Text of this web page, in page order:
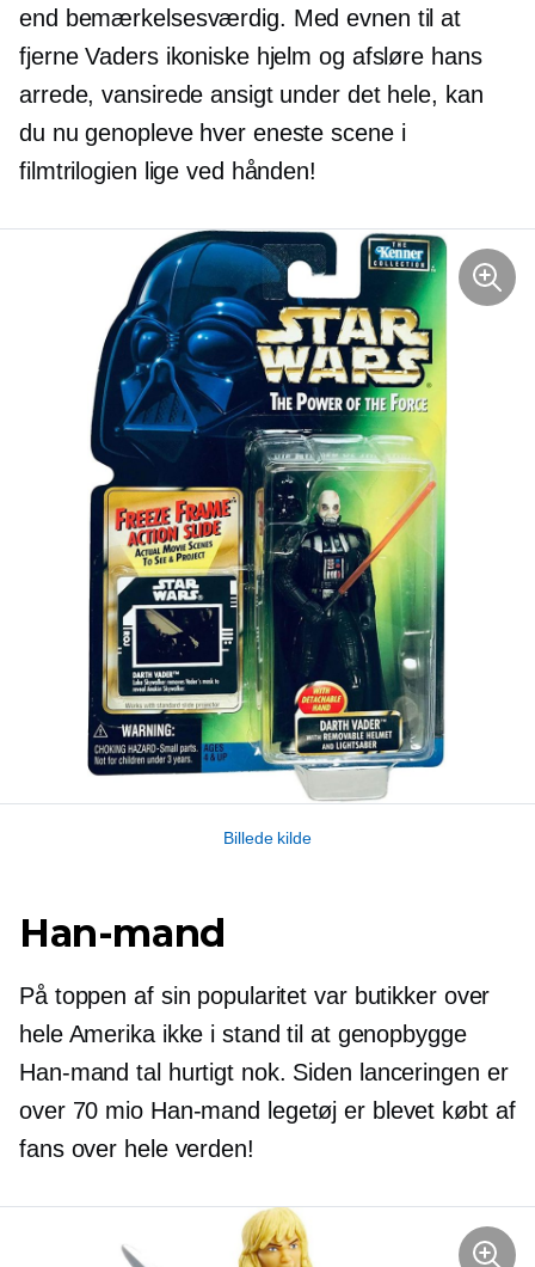
end bemærkelsesværdig. Med evnen til at
fjerne Vaders ikoniske hjelm og afsløre hans
arrede, vansirede ansigt under det hele, kan
du nu genopleve hver eneste scene i
filmtrilogien lige ved hånden!
Billede kilde
Han-mand
På toppen af ​​sin popularitet var butikker over
hele Amerika ikke i stand til at genopbygge
Han-mand tal hurtigt nok. Siden lanceringen er
over 70 mio Han-mand legetøj er blevet købt af
fans over hele verden!